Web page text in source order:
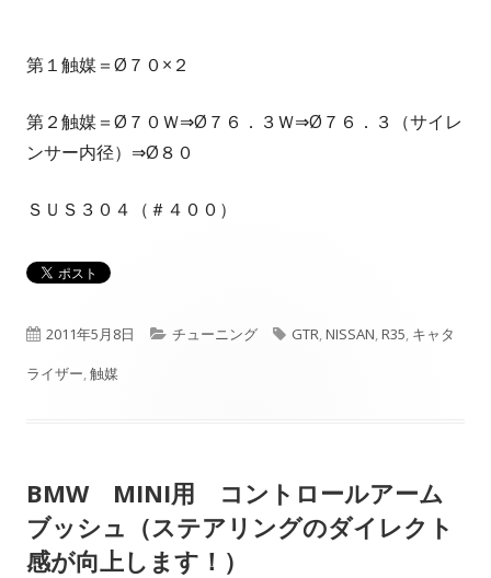
第１触媒＝Ø７０×２
第２触媒＝Ø７０Ｗ⇒Ø７６．３Ｗ⇒Ø７６．３（サイレ
ンサー内径）⇒Ø８０
ＳＵＳ３０４（＃４００）
公
開
2011年5月8日
カ
ー
チューニング
タ
GTR,NISSAN,R35, キャタ
ライザー,触媒
BMW MINI用 コントロールアーム
ブッシュ（ステアリングのダイレクト
感が向上します！）